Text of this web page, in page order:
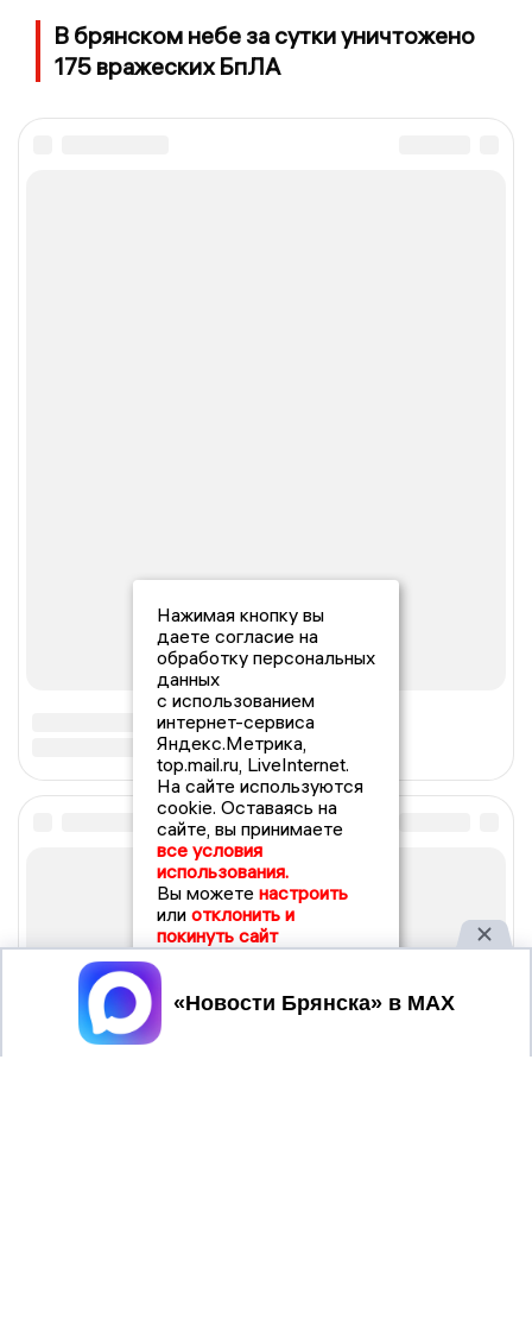
В брянском небе за сутки уничтожено
175 вражеских БпЛА
Нажимая кнопку вы
даете согласие на
обработку персональных
данных
с использованием
интернет-сервиса
Яндекс.Метрика,
top.mail.ru, LiveInternet.
На сайте используются
cookie. Оставаясь на
сайте, вы принимаете
все условия
использования.
Вы можете настроить
или отклонить и
покинуть сайт
Принять